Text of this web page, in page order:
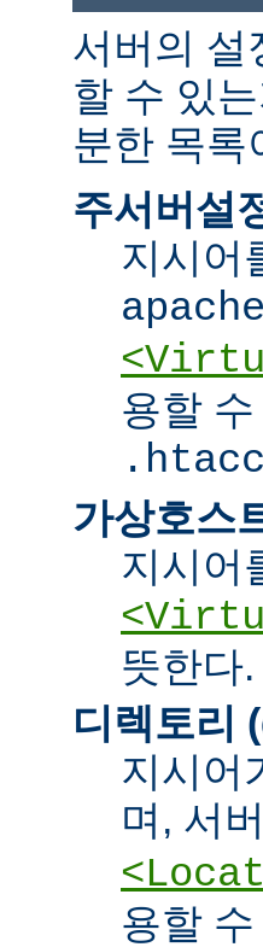
서버의 설
할 수 있
분한 목록
주서버설
지시어
용할 수
가상호스
지시어
뜻한다.
디렉토리
지시어
며, 서
용할